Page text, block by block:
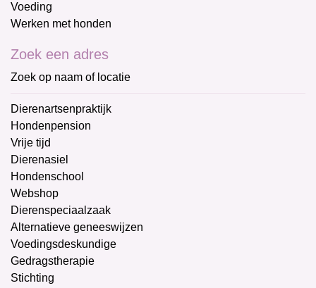
Voeding
Werken met honden
Zoek een adres
Zoek op naam of locatie
Dierenartsenpraktijk
Hondenpension
Vrije tijd
Dierenasiel
Hondenschool
Webshop
Dierenspeciaalzaak
Alternatieve geneeswijzen
Voedingsdeskundige
Gedragstherapie
Stichting